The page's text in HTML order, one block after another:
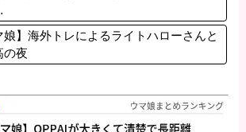
娘】海外トレによるライトハローさんと
の夜